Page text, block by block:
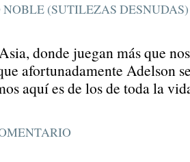
NOBLE (SUTILEZAS DESNUDAS)
donde juegan más que
afortunadamente Adelson
aquí es de los de toda la